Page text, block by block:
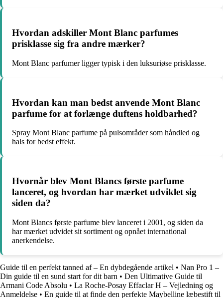
Hvordan adskiller Mont Blanc parfumes
prisklasse sig fra andre mærker?
Mont Blanc parfumer ligger typisk i den luksuriøse prisklasse.
Hvordan kan man bedst anvende Mont Blanc
parfume for at forlænge duftens holdbarhed?
Spray Mont Blanc parfume på pulsområder som håndled og
hals for bedst effekt.
Hvornår blev Mont Blancs første parfume
lanceret, og hvordan har mærket udviklet sig
siden da?
Mont Blancs første parfume blev lanceret i 2001, og siden da
har mærket udvidet sit sortiment og opnået international
anerkendelse.
Guide til en perfekt tanned af – En dybdegående artikel • Nan Pro 1 –
Din guide til en sund start for dit barn • Den Ultimative Guide til
Armani Code Absolu • La Roche-Posay Effaclar H – Vejledning og
Anmeldelse • En guide til at finde den perfekte Maybelline læbestift til